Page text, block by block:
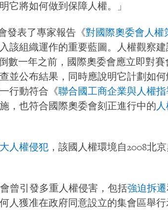
它將如何做到保障人權。」
發表了專家報告《對國際奧委會人權
該組織運作的重要藍圖。人權觀察
數一年之前，國際奧委會應立即對賽
並公布結果，同時應說明它計劃如
行動符合《聯合國工商企業與人權指
，也符合國際奧委會刻正進行中的
人權侵犯 ，該國人權環境自2008北
曾引發多重人權侵害，包括強迫拆遷
人獲准在政府同意設立的集會區舉行